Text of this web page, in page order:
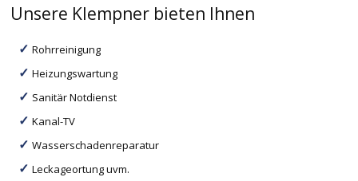
Unsere Klempner bieten Ihnen
Rohrreinigung
Heizungswartung
Sanitär Notdienst
Kanal-TV
Wasserschadenreparatur
Leckageortung uvm.